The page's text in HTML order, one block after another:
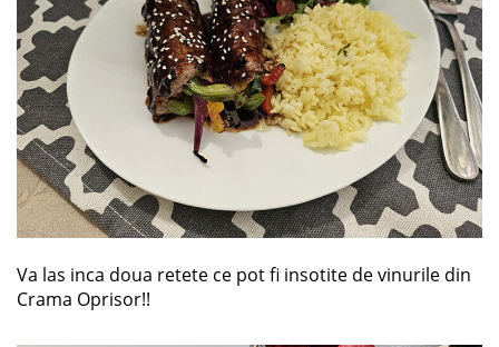
Va las inca doua retete ce pot fi insotite de vinurile din
Crama Oprisor!!